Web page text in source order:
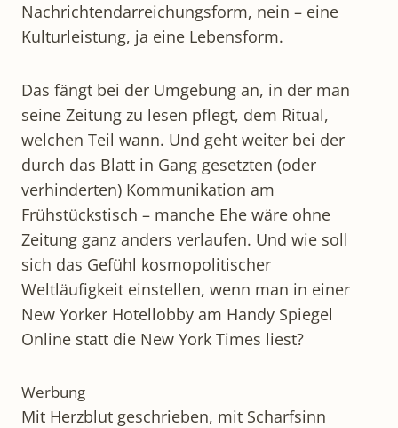
Nachrichtendarreichungsform, nein – eine
Kulturleistung, ja eine Lebensform.
Das fängt bei der Umgebung an, in der man
seine Zeitung zu lesen pflegt, dem Ritual,
welchen Teil wann. Und geht weiter bei der
durch das Blatt in Gang gesetzten (oder
verhinderten) Kommunikation am
Frühstückstisch – manche Ehe wäre ohne
Zeitung ganz anders verlaufen. Und wie soll
sich das Gefühl kosmopolitischer
Weltläufigkeit einstellen, wenn man in einer
New Yorker Hotellobby am Handy Spiegel
Online statt die New York Times liest?
Werbung
Mit Herzblut geschrieben, mit Scharfsinn